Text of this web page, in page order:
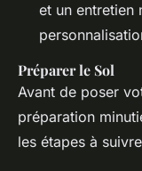
et un entretien
Préparer le Sol
Avant de poser
préparation
les étapes à